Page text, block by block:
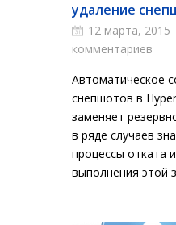
удаление
12 марта, 2015
комментариев
Автоматическое
снепшотов в
заменяет
в ряде случаев
процессы отката
выполнения этой